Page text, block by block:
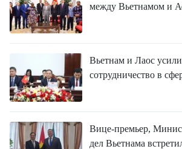
ПОЛИТИКА
КУЛЬТУРА
между Вьетнамом и
Вьетнам и Лаос
сотрудничество в
Вице-премьер,
дел Вьетнама